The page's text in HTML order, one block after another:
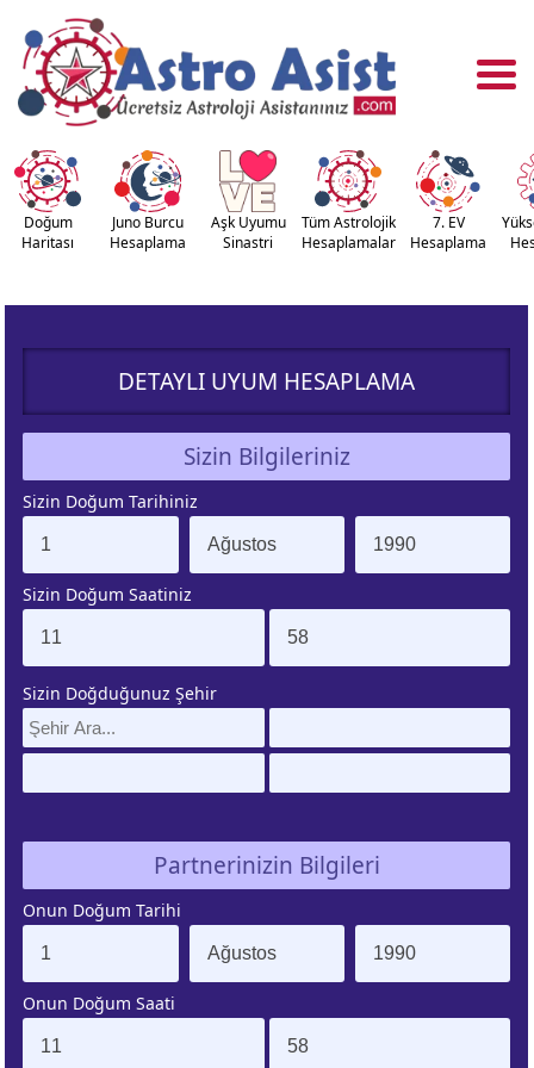
KUZEY AY
AY
BURCU
LILITH
BURCU
BURCU
ŞANS
NOKTASI
GÜNEŞ
Doğum
Haritası
Juno Burcu
Hesaplama
Aşk Uyumu
Sinastri
Tüm Astrolojik
Hesaplamalar
7. EV
Hesaplama
DETAYLI UYUM HESAPLAMA
Sizin Bilgileriniz
Sizin Doğum Tarihiniz
Sizin Doğum Saatiniz
Sizin Doğduğunuz Şehir
Partnerinizin Bilgileri
Onun Doğum Tarihi
Onun Doğum Saati